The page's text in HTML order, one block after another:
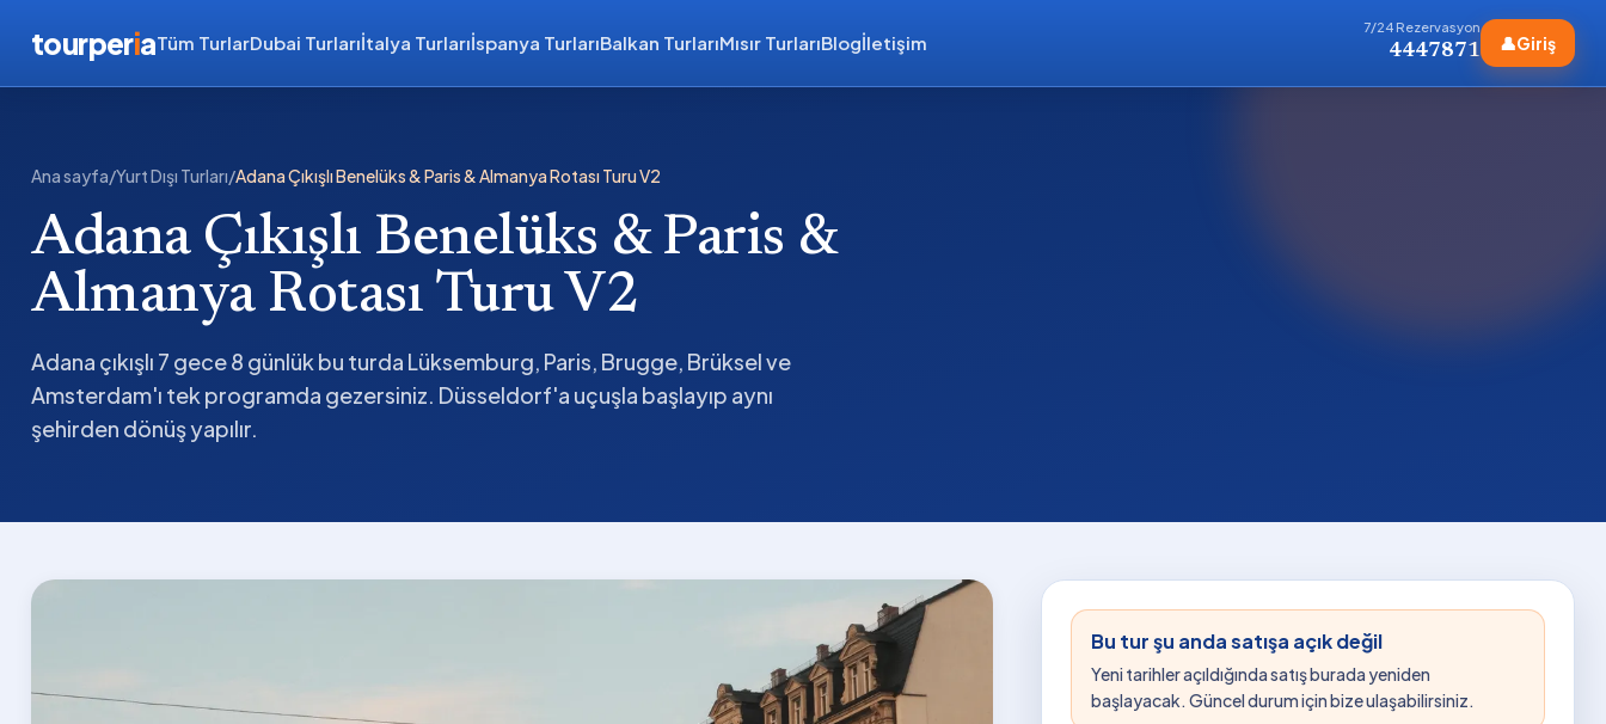
tourperiaTüm TurlarDubai Turlarıİtalya Turlarıİspanya TurlarıBalkan TurlarıMısır TurlarıBlogİletişim
7/24 Rezervasyon
4447871 👤Giriş
Ana sayfa/Yurt Dışı Turları/Adana Çıkışlı Benelüks & Paris & Almanya Rotası Turu V2
Adana Çıkışlı Benelüks & Paris &
Almanya Rotası Turu V2
Adana çıkışlı 7 gece 8 günlük bu turda Lüksemburg, Paris, Brugge, Brüksel ve
Amsterdam'ı tek programda gezersiniz. Düsseldorf'a uçuşla başlayıp aynı
şehirden dönüş yapılır.
Bu tur şu anda satışa açık değil
Yeni tarihler açıldığında satış burada yeniden
başlayacak. Güncel durum için bize ulaşabilirsiniz.